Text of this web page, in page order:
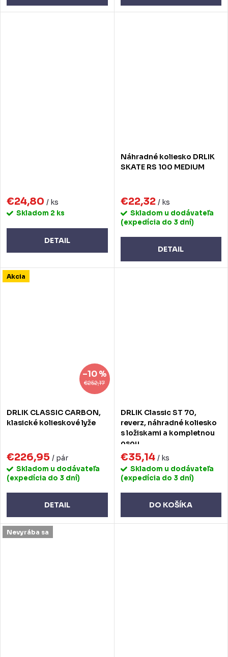
€24,80 / ks
Skladom 2 ks
DETAIL
Náhradné koliesko DRLIK
SKATE RS 100 MEDIUM
€22,32 / ks
Skladom u dodávateľa
(expedícia do 3 dní)
DETAIL
Akcia
€252,17
–10 %
DRLIK CLASSIC CARBON,
klasické kolieskové lyže
€226,95 / pár
Skladom u dodávateľa
(expedícia do 3 dní)
DETAIL
DRLIK Classic ST 70,
reverz, náhradné koliesko
s ložiskami a kompletnou
osou
€35,14 / ks
Skladom u dodávateľa
(expedícia do 3 dní)
DO KOŠÍKA
Nevyrába sa